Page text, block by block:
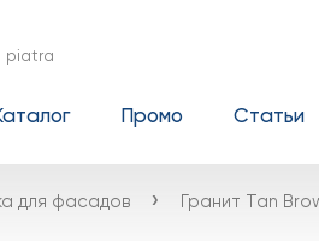
piatra
Промо Статьи
для фасадов › Гранит Tan